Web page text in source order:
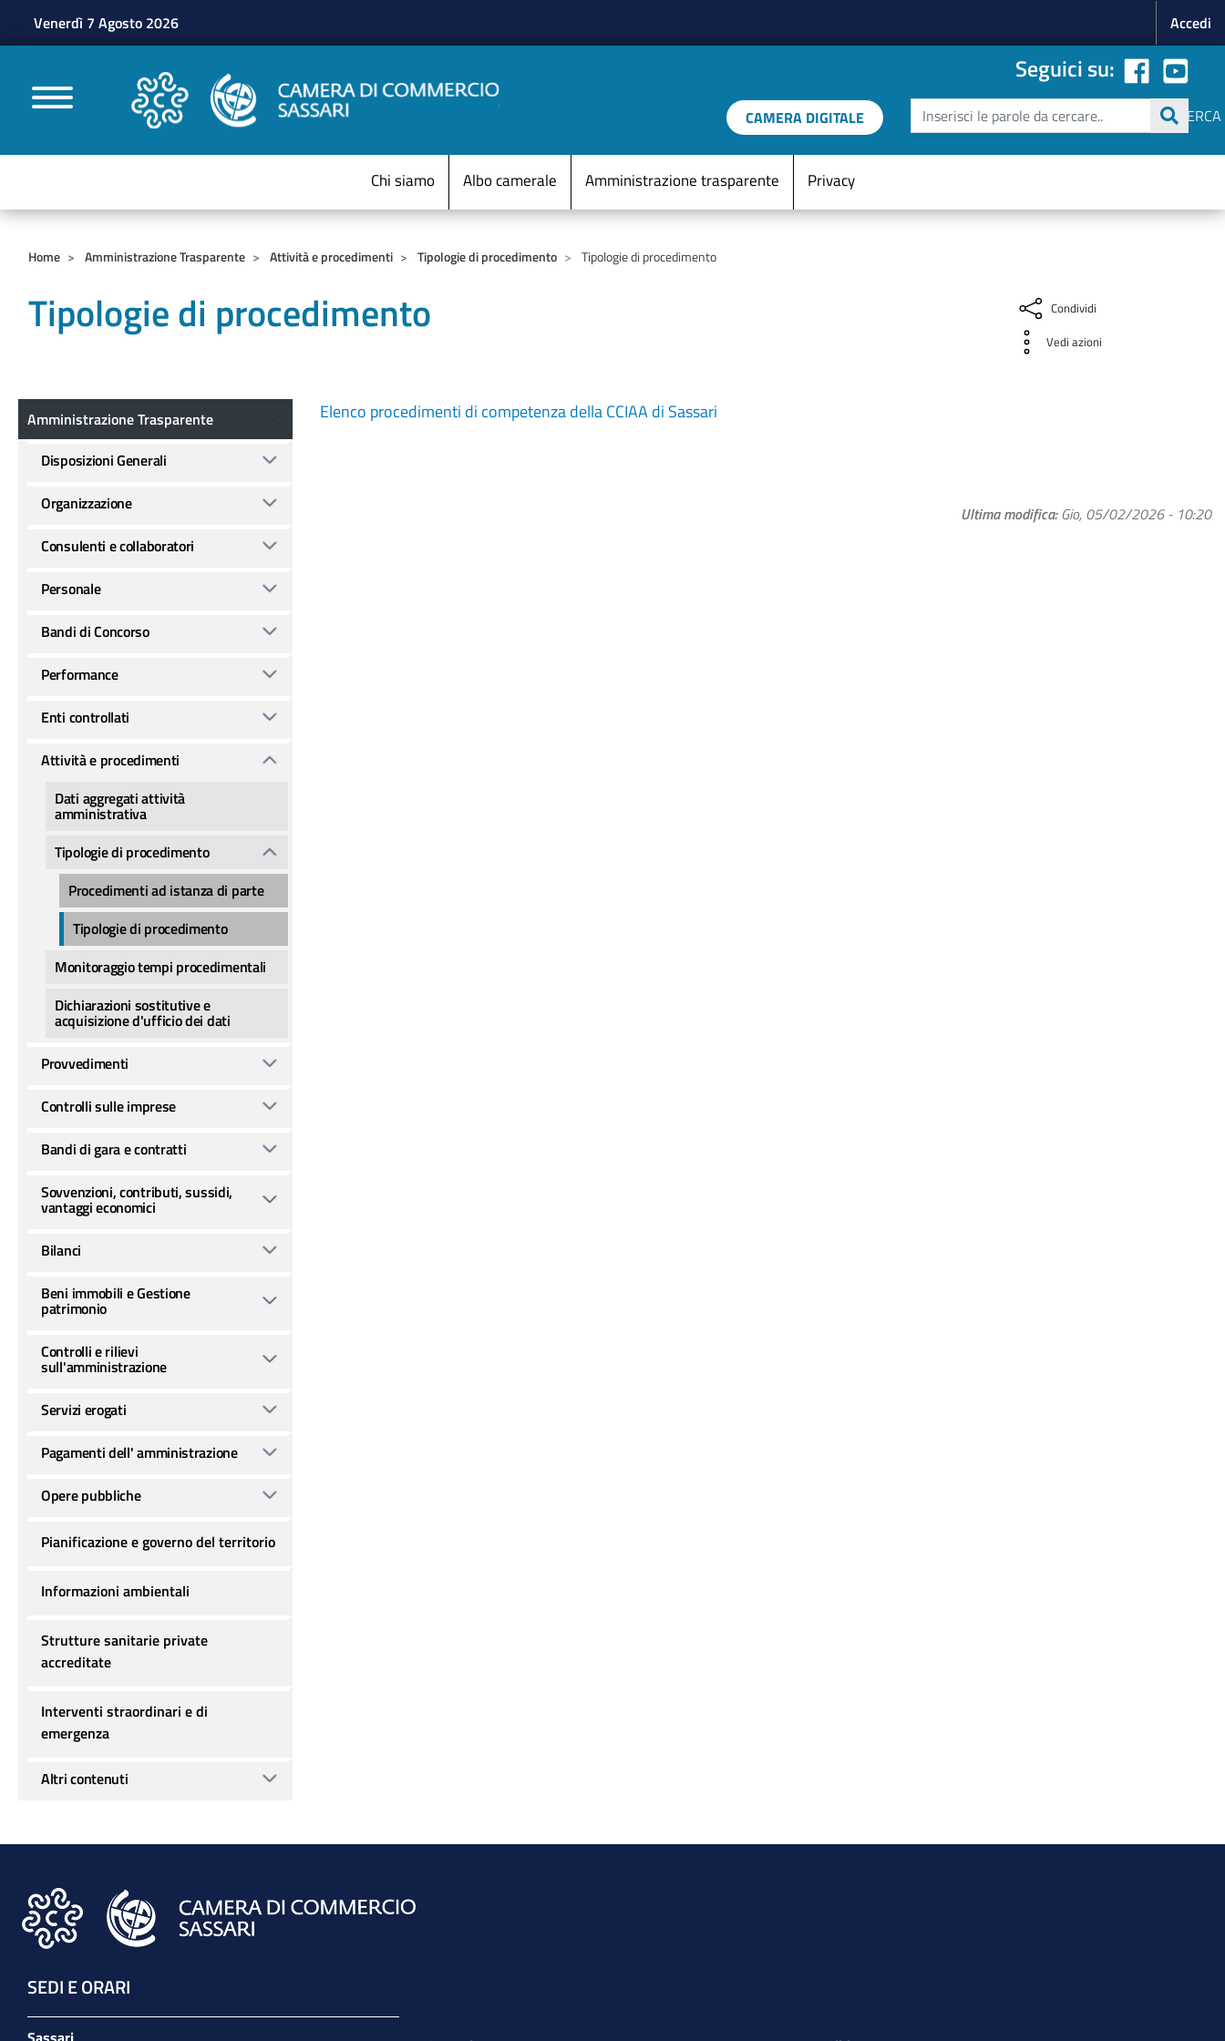
Venerdì 7 Agosto 2026 Accedi
CAMERE DI COMMERCIO D'ITALIA
Seguici su:
CAMERA DIGITALE Cerca
CERCA
Menu Statico
Chi siamo Albo camerale Amministrazione trasparente Privacy
Home Amministrazione Trasparente Attività e procedimenti Tipologie di procedimento Tipologie di procedimento
Tipologie di procedimento
Condividi
Vedi azioni
Elenco procedimenti di competenza della CCIAA di Sassari
Ultima modifica Gio, 05/02/2026 - 10:20
Amministrazione Trasparente
Amministrazione Trasparente
Disposizioni Generali
Organizzazione
Consulenti e collaboratori
Personale
Bandi di Concorso
Performance
Enti controllati
Attività e procedimenti
Dati aggregati attività
amministrativa
Tipologie di procedimento
Procedimenti ad istanza di parte
Tipologie di procedimento
Monitoraggio tempi procedimentali
Dichiarazioni sostitutive e
acquisizione d'ufficio dei dati
Provvedimenti
Controlli sulle imprese
Bandi di gara e contratti
Sovvenzioni, contributi, sussidi,
vantaggi economici
Bilanci
Beni immobili e Gestione
patrimonio
Controlli e rilievi
sull'amministrazione
Servizi erogati
Pagamenti dell' amministrazione
Opere pubbliche
Pianificazione e governo del territorio
Informazioni ambientali
Strutture sanitarie private
accreditate
Interventi straordinari e di
emergenza
Altri contenuti
SEDI E ORARI